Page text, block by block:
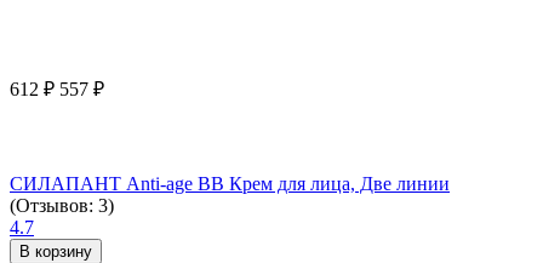
612 ₽ 557 ₽
СИЛАПАНТ Anti-age ВВ Крем для лица, Две линии
(Отзывов: 3)
4.7
В корзину